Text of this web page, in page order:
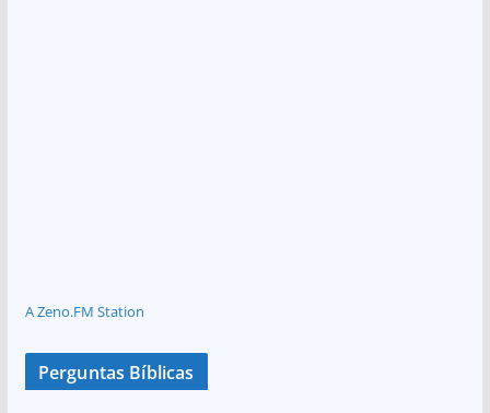
A Zeno.FM Station
Perguntas Bíblicas